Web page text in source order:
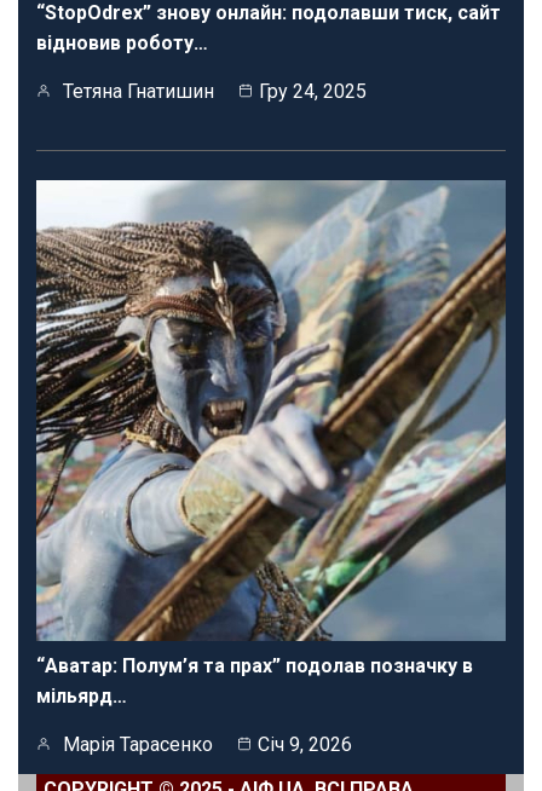
“StopOdrex” знову онлайн: подолавши тиск, сайт
відновив роботу…
Тетяна Гнатишин Гру 24, 2025
“Аватар: Полум’я та прах” подолав позначку в
мільярд…
Марія Тарасенко
Січ 9, 2026